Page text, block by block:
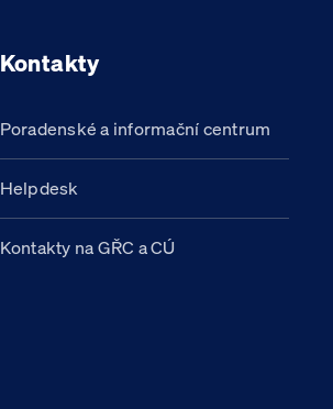
Kontakty
Poradenské a informační centrum
Helpdesk
Kontakty na GŘC a CÚ